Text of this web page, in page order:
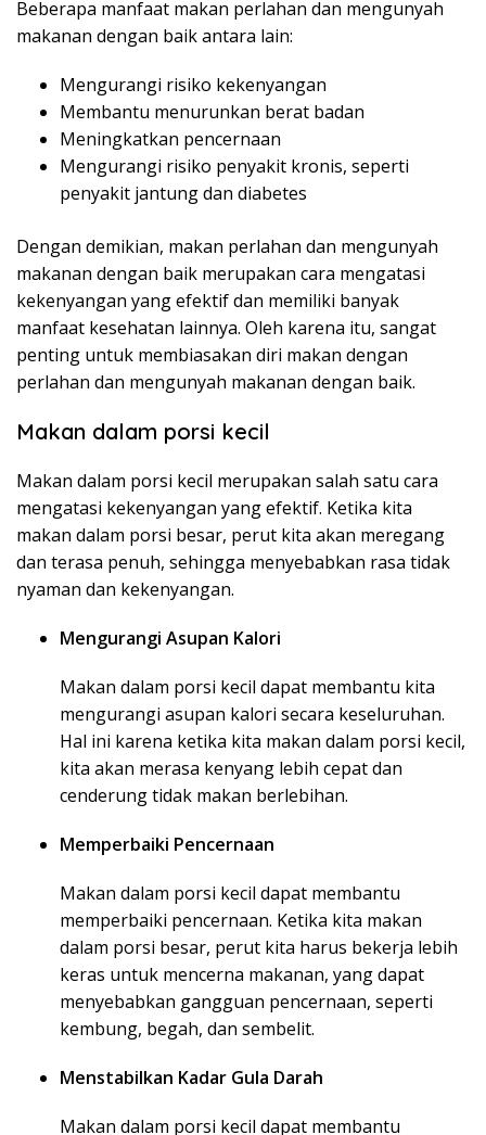
Beberapa manfaat makan perlahan dan mengunyah
makanan dengan baik antara lain:
Mengurangi risiko kekenyangan
Membantu menurunkan berat badan
Meningkatkan pencernaan
Mengurangi risiko penyakit kronis, seperti
penyakit jantung dan diabetes
Dengan demikian, makan perlahan dan mengunyah
makanan dengan baik merupakan cara mengatasi
kekenyangan yang efektif dan memiliki banyak
manfaat kesehatan lainnya. Oleh karena itu, sangat
penting untuk membiasakan diri makan dengan
perlahan dan mengunyah makanan dengan baik.
Makan dalam porsi kecil
Makan dalam porsi kecil merupakan salah satu cara
mengatasi kekenyangan yang efektif. Ketika kita
makan dalam porsi besar, perut kita akan meregang
dan terasa penuh, sehingga menyebabkan rasa tidak
nyaman dan kekenyangan.
Mengurangi Asupan Kalori
Makan dalam porsi kecil dapat membantu kita
mengurangi asupan kalori secara keseluruhan.
Hal ini karena ketika kita makan dalam porsi kecil,
kita akan merasa kenyang lebih cepat dan
cenderung tidak makan berlebihan.
Memperbaiki Pencernaan
Makan dalam porsi kecil dapat membantu
memperbaiki pencernaan. Ketika kita makan
dalam porsi besar, perut kita harus bekerja lebih
keras untuk mencerna makanan, yang dapat
menyebabkan gangguan pencernaan, seperti
kembung, begah, dan sembelit.
Menstabilkan Kadar Gula Darah
Makan dalam porsi kecil dapat membantu